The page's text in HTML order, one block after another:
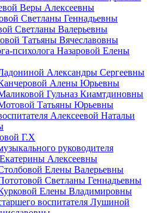
Веры Алексеевны
Светланы Геннадьевны
Светланы Валерьевны
Татьяны Вячеславовны
психолога Назаровой Елены
Александры Сергеевны
Алены Юрьевны
Гульназ Киамтдиновны
Татьяны Юрьевны
Алексеевой Натальи
Г.Х
руководителя
Алексеевны
Елены Валерьевны
Светланы Геннадьевны
Елены Владимировны
воспитателя Лушиной